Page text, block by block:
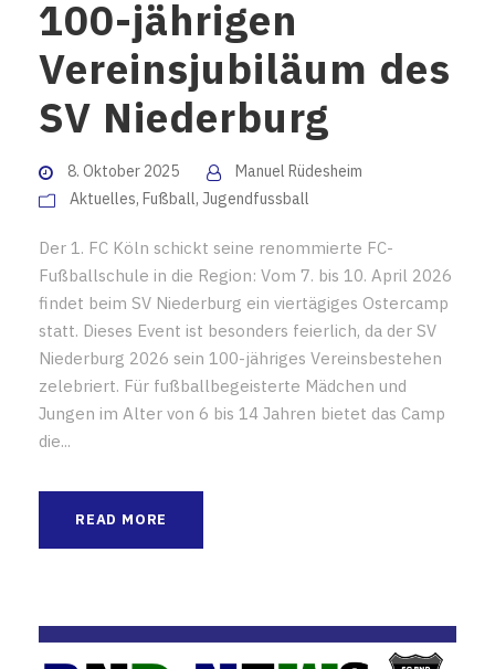
100-jährigen
Vereinsjubiläum des
SV Niederburg
8. Oktober 2025
Manuel Rüdesheim
Aktuelles, Fußball, Jugendfussball
Der 1. FC Köln schickt seine renommierte FC-
Fußballschule in die Region: Vom 7. bis 10. April 2026
findet beim SV Niederburg ein viertägiges Ostercamp
statt. Dieses Event ist besonders feierlich, da der SV
Niederburg 2026 sein 100-jähriges Vereinsbestehen
zelebriert. Für fußballbegeisterte Mädchen und
Jungen im Alter von 6 bis 14 Jahren bietet das Camp
die...
READ MORE